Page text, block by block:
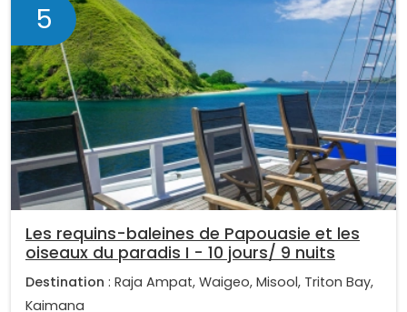
5
Les requins-baleines de Papouasie et les
oiseaux du paradis I - 10 jours/ 9 nuits
Destination : Raja Ampat, Waigeo, Misool, Triton Bay,
Kaimana